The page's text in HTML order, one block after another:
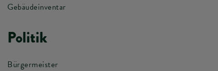
Gebäudeinventar
Politik
Bürgermeister